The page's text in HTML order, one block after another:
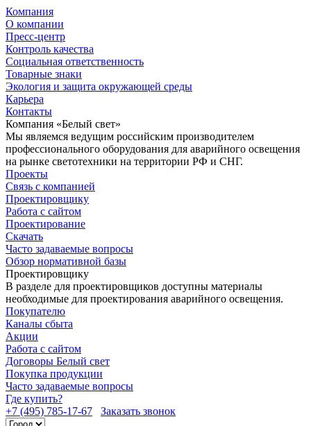
Компания
О компании
Пресс-центр
Контроль качества
Социальная ответственность
Товарные знаки
Экология и защита окружающей среды
Карьера
Контакты
Компания «Белый свет»
Мы являемся ведущим российским производителем
профессионального оборудования для аварийного освещения
на рынке светотехники на территории РФ и СНГ.
Проекты
Связь с компанией
Проектировщику
Работа с сайтом
Проектирование
Скачать
Часто задаваемые вопросы
Обзор нормативной базы
Проектировщику
В разделе для проектировщиков доступны материалы
необходимые для проектирования аварийного освещения.
Покупателю
Каналы сбыта
Акции
Работа с сайтом
Договоры Белый свет
Покупка продукции
Часто задаваемые вопросы
Где купить?
+7 (495) 785-17-67
Заказать звонок